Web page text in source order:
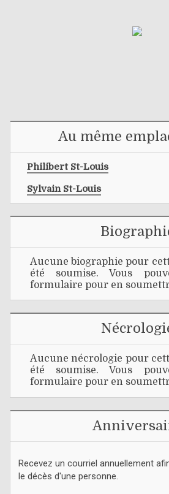
Au même
Philibert St-Louis
Sylvain St-Louis
Aucune biographie pour
été soumise. Vous
formulaire pour en
Aucune nécrologie pour
été soumise. Vous
formulaire pour en
Recevez un courriel annuellement
le décès d'une personne.